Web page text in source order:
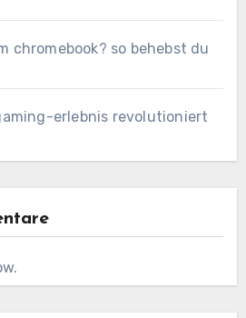
chromebook? so behebst du
erlebnis revolutioniert